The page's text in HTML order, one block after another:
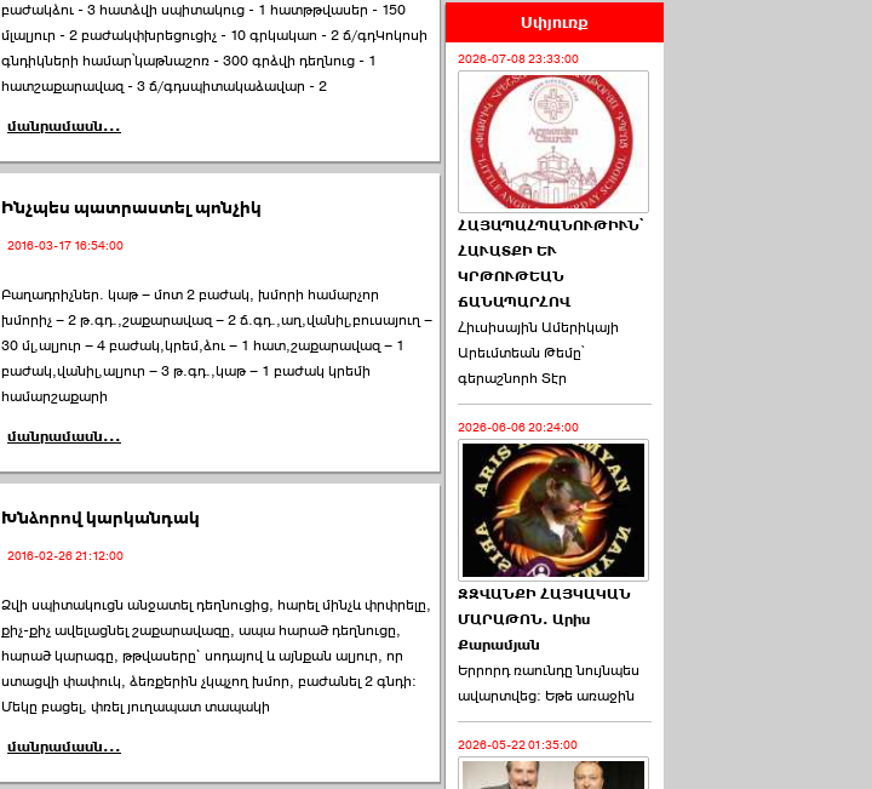
բաժակձու - 3 հատձվի սպիտակուց - 1 հատթթվասեր - 150
մլալյուր - 2 բաժակփխրեցուցիչ - 10 գրկակաո - 2 ճ/գդԿոկոսի
գնդիկների համար՝կաթնաշոռ - 300 գրձվի դեղնուց - 1
հատշաքարավազ - 3 ճ/գդսպիտակաձավար - 2
մանրամասն...
Ինչպես պատրաստել պոնչիկ
2016-03-17 16:54:00
Բաղադրիչներ. կաթ – մոտ 2 բաժակ, խմորի համարչոր
խմորիչ – 2 թ.գդ.,շաքարավազ – 2 ճ.գդ.,աղ,վանիլ,բուսայուղ –
30 մլ,ալյուր – 4 բաժակ,կրեմ,ձու – 1 հատ,շաքարավազ – 1
բաժակ,վանիլ,ալյուր – 3 թ.գդ.,կաթ – 1 բաժակ կրեմի
համարշաքարի
մանրամասն...
Խնձորով կարկանդակ
2016-02-26 21:12:00
Ձվի սպիտակուցն անջատել դեղնուցից, հարել մինչև փրփրելը,
քիչ-քիչ ավելացնել շաքարավազը, ապա հարած դեղնուցը,
հարած կարագը, թթվասերը` սոդայով և այնքան ալյուր, որ
ստացվի փափուկ, ձեռքերին չկպչող խմոր, բաժանել 2 գնդի:
Մեկը բացել, փռել յուղապատ տապակի
մանրամասն...
Սփյուռք
2026-07-08 23:33:00
ՀԱՅԱՊԱՀՊԱՆՈՒԹԻՒՆ՝
ՀԱՒԱՏՔԻ ԵՒ
ԿՐԹՈՒԹԵԱՆ
ՃԱՆԱՊԱՐՀՈՎ
Հիւսիսային Ամերիկայի
Արեւմտեան Թեմը՝
գերաշնորհ Տէր
2026-06-06 20:24:00
ԶԶՎԱՆՔԻ ՀԱՅԿԱԿԱՆ
ՄԱՐԱԹՈՆ. Արիս
Քարամյան
Երրորդ ռաունդը նույնպես
ավարտվեց։ Եթե առաջին
2026-05-22 01:35:00